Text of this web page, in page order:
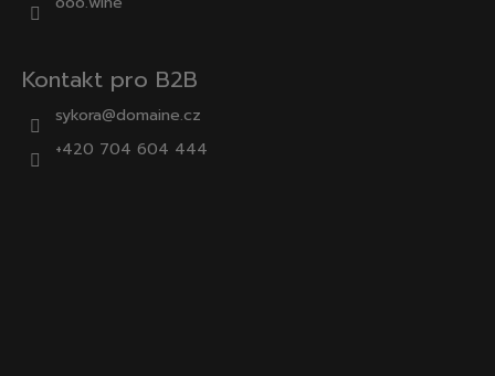
Kontakt pro B2B
sykora@domaine.cz
+420 704 604 444